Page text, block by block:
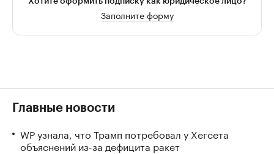
Заполните форму
Главные новости
WP узнала, что Трамп потребовал у Хегсета
объяснений из-за дефицита ракет